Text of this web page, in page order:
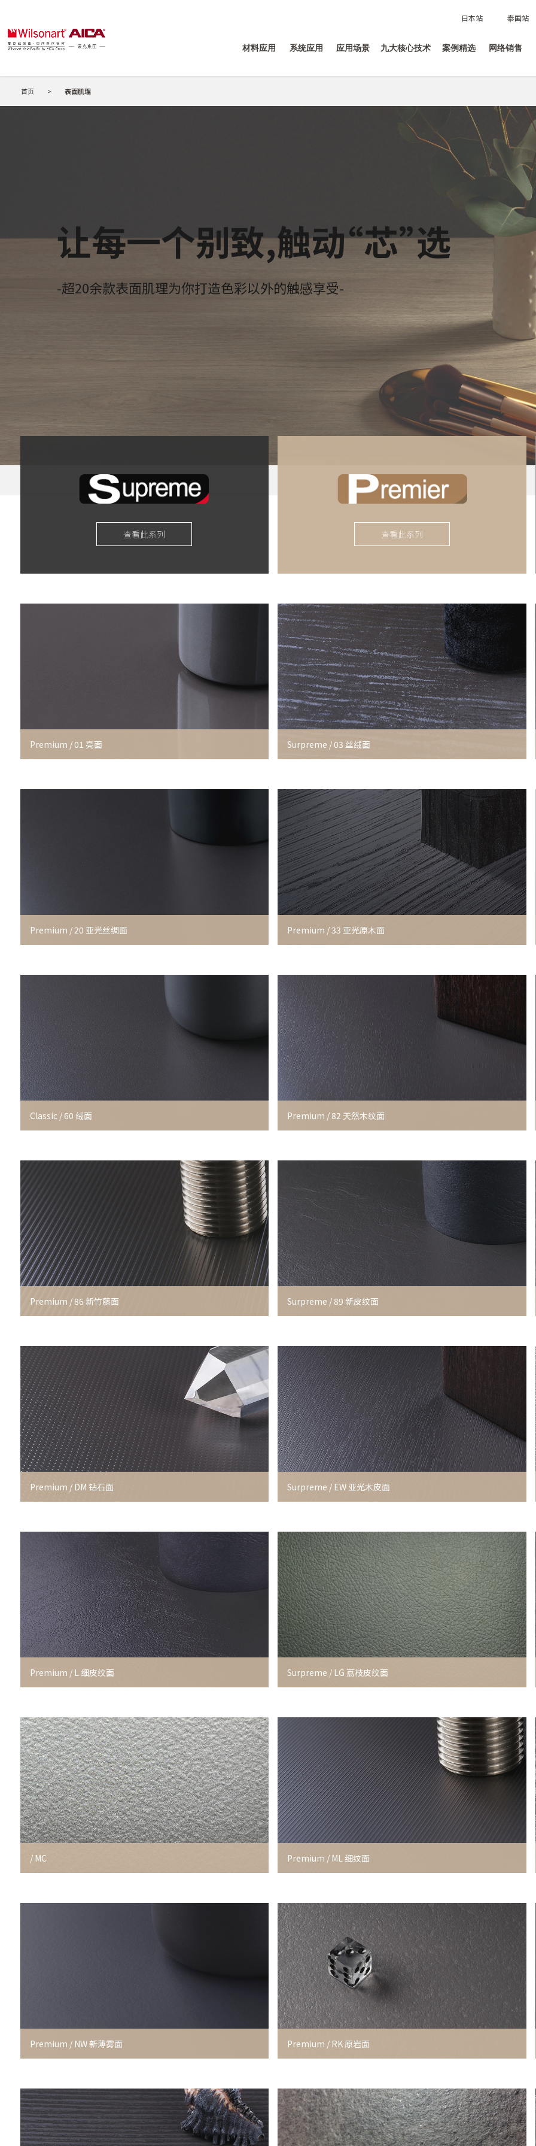
日本站 泰国站
材料应用 系统应用 应用场景 九大核心技术 案例精选 网络销售
首页 > 表面肌理
让每一个别致,触动“芯”选
-超20余款表面肌理为你打造色彩以外的触感享受-
查看此系列 查看此系列
Premium / 01 亮面 Surpreme / 03 丝绒面
Premium / 20 亚光丝绸面 Premium / 33 亚光原木面
Classic / 60 绒面 Premium / 82 天然木纹面
Premium / 86 新竹藤面 Surpreme / 89 新皮纹面
Premium / DM 钻石面 Surpreme / EW 亚光木皮面
Premium / L 细皮纹面 Surpreme / LG 荔枝皮纹面
/ MC Premium / ML 细纹面
Premium / NW 新薄雾面 Premium / RK 原岩面